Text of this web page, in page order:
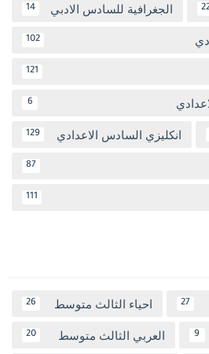
الجغرافية للسادس الادبي 14
102
121
6
انكليزي السادس الاعدادي 129
87
111
27 احياء الثالث متوسط 26
9 العربي الثالث متوسط 20